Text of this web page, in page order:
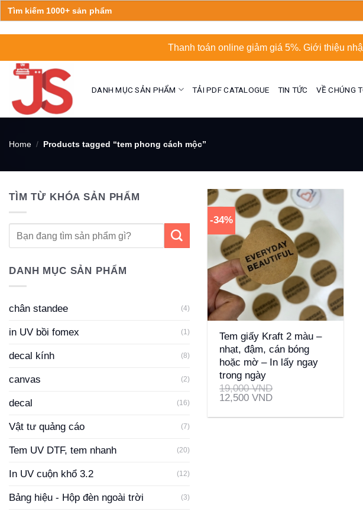
Search
for:
to
content
Thanh toán online giảm giá 5%. Giới thiệu
DANH MỤC SẢN PHẨM TẢI PDF CATALOGUE TIN TỨC VỀ CHÚNG
Home / Products tagged “tem phong cách mộc”
TÌM TỪ KHÓA SẢN PHẨM
Search
DANH MỤC SẢN PHẨM
chân standee (4)
in UV bồi fomex (1)
decal kính (8)
canvas (2)
decal (16)
Vật tư quảng cáo (7)
Tem UV DTF, tem nhanh (20)
In UV cuộn khổ 3.2 (12)
Bảng hiệu - Hộp đèn ngoài trời (3)
-34%
+
Tem giấy Kraft 2 màu –
nhạt, đậm, cán bóng
hoặc mờ – In lấy ngay
trong ngày
19,000VND
12,500VND